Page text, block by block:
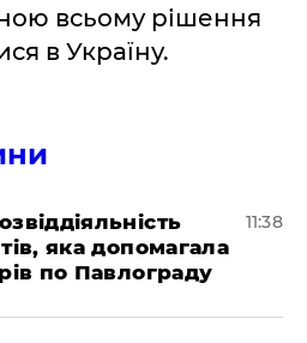
всьому рішення
в Україну.
яка допомагала
по Павлограду
11:38